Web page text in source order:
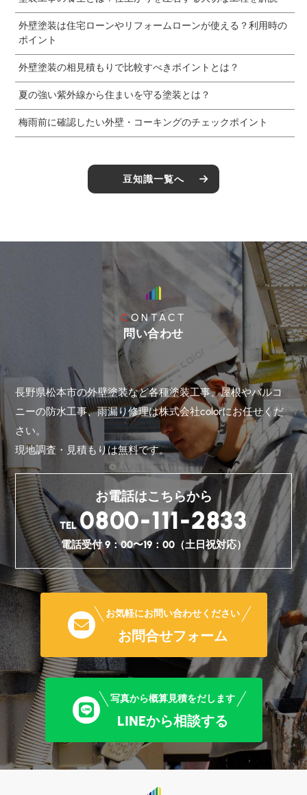
外壁塗装は住宅ローンやリフォームローンが使える？利用時の
ポイント
外壁塗装の相見積もりで比較すべきポイントとは？
夏の強い紫外線から住まいを守る塗装とは？
梅雨前に確認したい外壁・コーキングのチェックポイント
豆知識一覧へ
CONTACT
問い合わせ
長野県松本市の外壁塗装など各種塗装工事、屋根やバルコ
ニーの防水工事、雨漏り修理は株式会社colorにお任せくだ
さい。
現地調査・見積もりは無料です。
お電話はこちらから
TEL0800-111-2833
電話受付 9：00〜19：00（土日祝対応）
お気軽にお問い合わせください
お問合せフォーム
写真から概算見積をだします
LINEから相談する